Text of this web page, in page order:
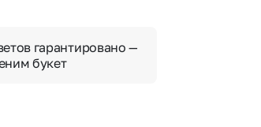
гарантировано —
букет